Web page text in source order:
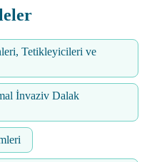
Tetikleyicileri ve
İnvaziv Dalak